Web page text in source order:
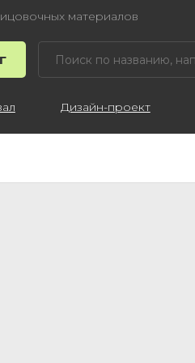
материалов
Дизайн-проект